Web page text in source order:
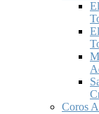
Coros